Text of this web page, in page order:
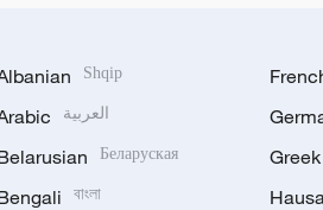
Shqip
العربية
Беларуская
বাংলা
Greek